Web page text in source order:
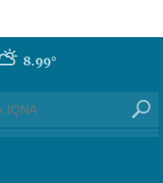
8.99°